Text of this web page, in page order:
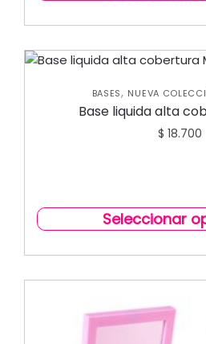
BASES, NUEVA
Base liquida alta
$ 18.700
Seleccionar